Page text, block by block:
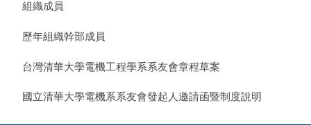
組織成員
歷年組織幹部成員
台灣清華大學電機工程學系系友會章程草案
國立清華大學電機系系友會發起人邀請函暨制度說明